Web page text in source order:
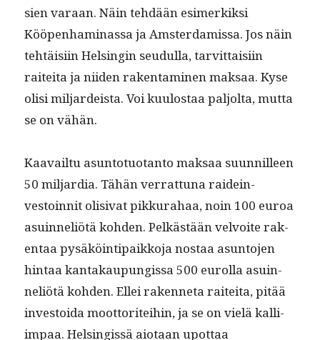
sien varaan. Näin tehdään esimerkik­si
Kööpen­ham­i­nas­sa ja Ams­ter­damis­sa. Jos näin
tehtäisi­in Helsin­gin seudul­la, tarvit­taisi­in
raitei­ta ja niiden rak­en­t­a­mi­nen mak­saa. Kyse
olisi mil­jardeista. Voi kuu­lostaa paljol­ta, mut­ta
se on vähän.
Kaavail­tu asun­to­tuotan­to mak­saa suun­nilleen
50 mil­jar­dia. Tähän ver­rat­tuna raidein­
vestoin­nit oli­si­vat pikku­ra­haa, noin 100 euroa
asuin­neliötä kohden. Pelkästään velvoite rak­
en­taa pysäköin­tipaikko­ja nos­taa asun­to­jen
hin­taa kan­takaupungis­sa 500 eurol­la asuin­
neliötä kohden. Ellei raken­neta raitei­ta, pitää
investoi­da moot­toritei­hin, ja se on vielä kalli­
im­paa. Helsingis­sä aio­taan upot­taa